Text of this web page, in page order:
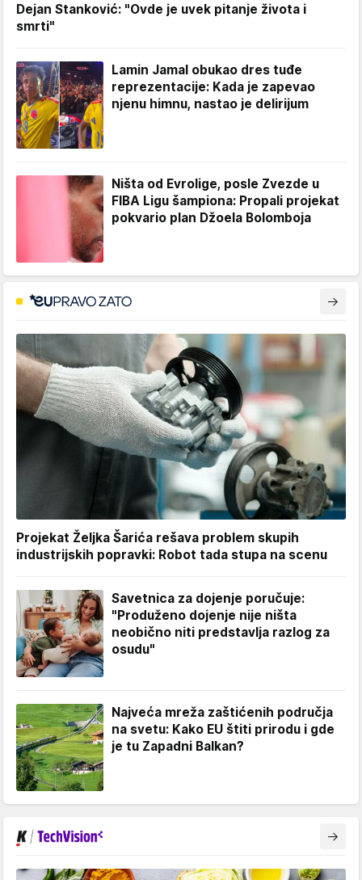
Dejan Stanković: "Ovde je uvek pitanje života i
smrti"
Lamin Jamal obukao dres tuđe
reprezentacije: Kada je zapevao
njenu himnu, nastao je delirijum
Ništa od Evrolige, posle Zvezde u
FIBA Ligu šampiona: Propali projekat
pokvario plan Džoela Bolomboja
Projekat Željka Šarića rešava problem skupih
industrijskih popravki: Robot tada stupa na scenu
Savetnica za dojenje poručuje:
"Produženo dojenje nije ništa
neobično niti predstavlja razlog za
osudu"
Najveća mreža zaštićenih područja
na svetu: Kako EU štiti prirodu i gde
je tu Zapadni Balkan?